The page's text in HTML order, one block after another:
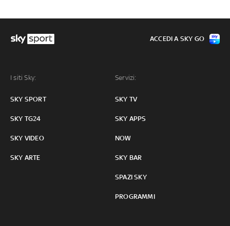
I siti Sky:
SKY SPORT
SKY TG24
SKY VIDEO
SKY ARTE
Servizi:
SKY TV
SKY APPS
NOW
SKY BAR
SPAZI SKY
PROGRAMMI
ACCEDI A SKY GO